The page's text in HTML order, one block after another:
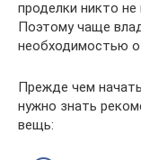
проделки никто
Поэтому чаще
необходимостью
Прежде чем
нужно знать
вещь: